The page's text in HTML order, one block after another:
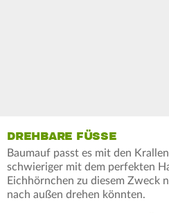
DREHBARE FÜSSE
Baumauf passt es mit den
schwieriger mit dem perfekten
Eichhörnchen zu diesem Zweck
nach außen drehen könnten.